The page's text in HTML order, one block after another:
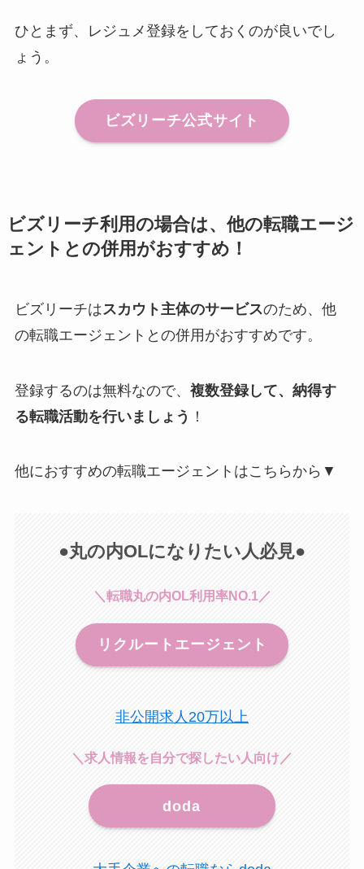
ひとまず、レジュメ登録をしておくのが良いでし
ょう。
ビズリーチ公式サイト
ビズリーチ利用の場合は、他の転職エージ
ェントとの併用がおすすめ！
ビズリーチはスカウト主体のサービスのため、他
の転職エージェントとの併用がおすすめです。
登録するのは無料なので、 複数登録して、納得す
る転職活動を行いましょう ！
他におすすめの転職エージェントはこちらから▼
●丸の内OLになりたい人必見●
＼転職丸の内OL利用率NO.1／
リクルートエージェント
非公開求人20万以上
＼求人情報を自分で探したい人向け／
doda